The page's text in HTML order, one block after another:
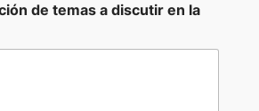
de temas a discutir en la